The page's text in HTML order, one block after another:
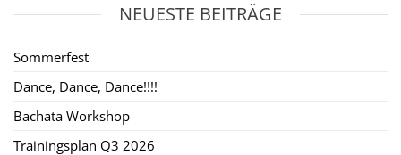
NEUESTE BEITRÄGE
Sommerfest
Dance, Dance, Dance!!!!
Bachata Workshop
Trainingsplan Q3 2026